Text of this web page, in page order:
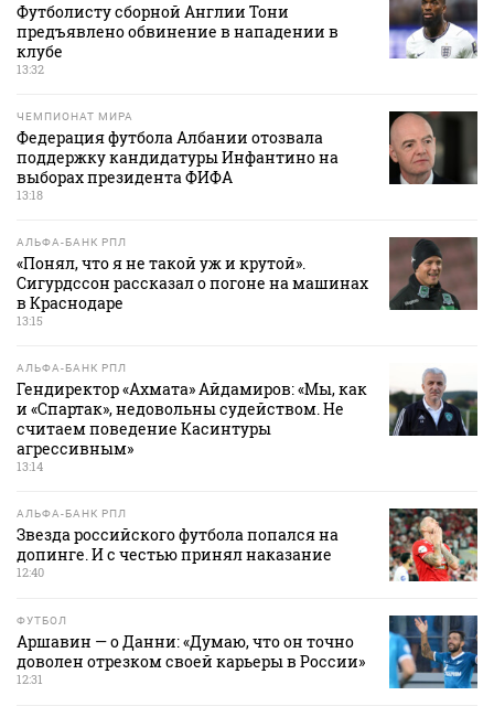
Футболисту сборной Англии Тони
предъявлено обвинение в нападении в
клубе
13:32
ЧЕМПИОНАТ МИРА
Федерация футбола Албании отозвала
поддержку кандидатуры Инфантино на
выборах президента ФИФА
13:18
АЛЬФА-БАНК РПЛ
«Понял, что я не такой уж и крутой».
Сигурдссон рассказал о погоне на машинах
в Краснодаре
13:15
АЛЬФА-БАНК РПЛ
Гендиректор «Ахмата» Айдамиров: «Мы, как
и «Спартак», недовольны судейством. Не
считаем поведение Касинтуры
агрессивным»
13:14
АЛЬФА-БАНК РПЛ
Звезда российского футбола попался на
допинге. И с честью принял наказание
12:40
ФУТБОЛ
Аршавин — о Данни: «Думаю, что он точно
доволен отрезком своей карьеры в России»
12:31